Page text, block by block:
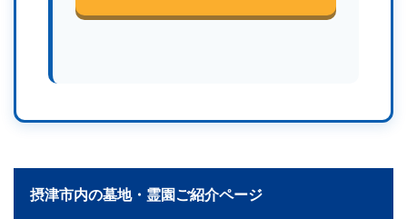
摂津市内の墓地・霊園ご紹介ページ